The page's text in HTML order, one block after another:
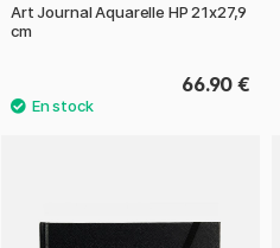
Art Journal Aquarelle HP 21x27,9
cm
66.90 €